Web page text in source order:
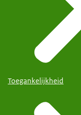
Toegankelijkheid